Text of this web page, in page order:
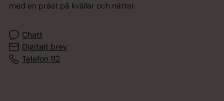
med en präst på kvällar och nätter.
Chatt
Digitalt brev
Telefon 112